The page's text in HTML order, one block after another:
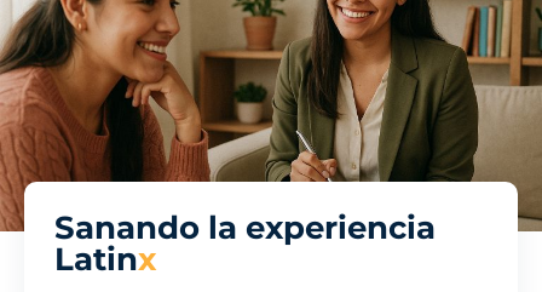
Sanando la experiencia
Latinx